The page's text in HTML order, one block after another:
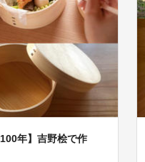
100年】吉野桧で作